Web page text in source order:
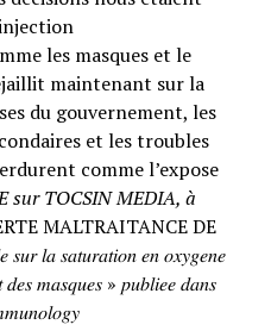
les masques et le
maintenant sur la
du gouvernement, les
et les troubles
comme l’expose
sur TOCSIN MEDIA, à
MALTRAITANCE DE
𝑙𝑎 𝑠𝑎𝑡𝑢𝑟𝑎𝑡𝑖𝑜𝑛 𝑒𝑛 𝑜𝑥𝑦𝑔𝑒𝑛𝑒
𝑑𝑒𝑠 𝑚𝑎𝑠𝑞𝑢𝑒𝑠 » 𝑝𝑢𝑏𝑙𝑖𝑒𝑒 𝑑𝑎𝑛𝑠